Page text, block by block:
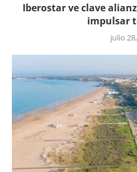
Iberostar ve clave
impulsar
julio